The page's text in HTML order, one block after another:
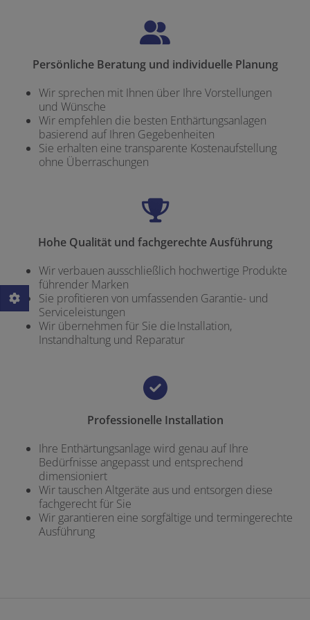
Persönliche Beratung und individuelle Planung
Wir sprechen mit Ihnen über Ihre Vorstellungen
und Wünsche
Wir empfehlen die besten Enthärtungsanlagen
basierend auf Ihren Gegebenheiten
Sie erhalten eine transparente Kostenaufstellung
ohne Überraschungen
Hohe Qualität und fachgerechte Ausführung
Wir verbauen ausschließlich hochwertige Produkte
führender Marken
Sie profitieren von umfassenden Garantie- und
Serviceleistungen
Wir übernehmen für Sie die Installation,
Instandhaltung und Reparatur
Professionelle Installation
Ihre Enthärtungsanlage wird genau auf Ihre
Bedürfnisse angepasst und entsprechend
dimensioniert
Wir tauschen Altgeräte aus und entsorgen diese
fachgerecht für Sie
Wir garantieren eine sorgfältige und termingerechte
Ausführung